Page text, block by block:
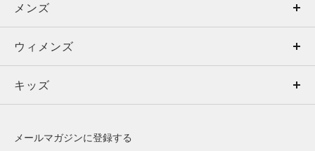
メンズ
ウィメンズ
キッズ
メンズ
トップス
ボトムス
ウィメンズ
トップス
キッズ
メールマガジンに登録する